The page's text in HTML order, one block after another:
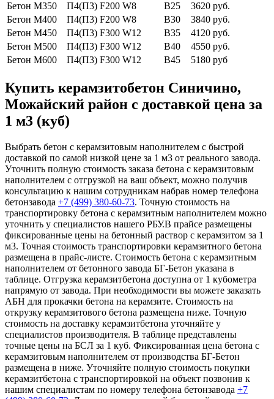
Бетон М350
П4(П3) F200 W8 В25
3620 руб.
Бетон М400
П4(П3) F200 W8 В30
3840 руб.
Бетон М450
П4(П3) F300 W12 В35
4120 руб.
Бетон М500
П4(П3) F300 W12 В40
4550 руб.
Бетон М600
П4(П3) F300 W12 В45 5180 руб
Купить керамзитобетон Синичино,
Можайский район с доставкой цена за
1 м3 (куб)
Выбрать бетон с керамзитовым наполнителем с быстрой
доставкой по самой низкой цене за 1 м3 от реального завода.
Уточнить полную стоимость заказа бетона с керамзитовым
наполнителем с отгрузкой на ваш объект, можно получив
консультацию к нашим сотрудникам набрав номер телефона
бетонзавода +7 (499) 380-60-73. Точную стоимость на
транспортировку бетона с керамзитным наполнителем можно
уточнить у специалистов нашего РБУ.В прайсе размещены
фиксированные цены на бетонный раствор с керамзитом за 1
м3. Точная стоимость транспортировки керамзитного бетона
размещена в прайс-листе. Стоимость бетона с керамзитным
наполнителем от бетонного завода БГ-Бетон указана в
таблице. Отгрузка керамзитбетона доступна от 1 кубометра
напрямую от завода. При необходимости вы можете заказать
АБН для прокачки бетона на керамзите. Стоимость на
открузку керамзитового бетона размещена ниже. Точную
стоимость на доставку керамзитбетона уточняйте у
специалистов производителя. В таблице представлены
точные цены на БСЛ за 1 куб. Фиксированная цена бетона с
керамзитовым наполнителем от производства БГ-Бетон
размещена в ниже. Уточняйте полную стоимость покупки
керамзитбетона с транспортировкой на объект позвонив к
нашим специалистам по номеру телефона бетонзавода +7